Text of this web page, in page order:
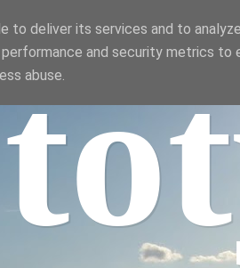
to deliver its services and to
and security metrics to
abuse.